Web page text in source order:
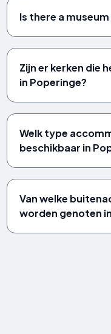
Is there a
Zijn er kerken die
in Poperinge?
Welk type
beschikbaar in
Van welke
worden genoten